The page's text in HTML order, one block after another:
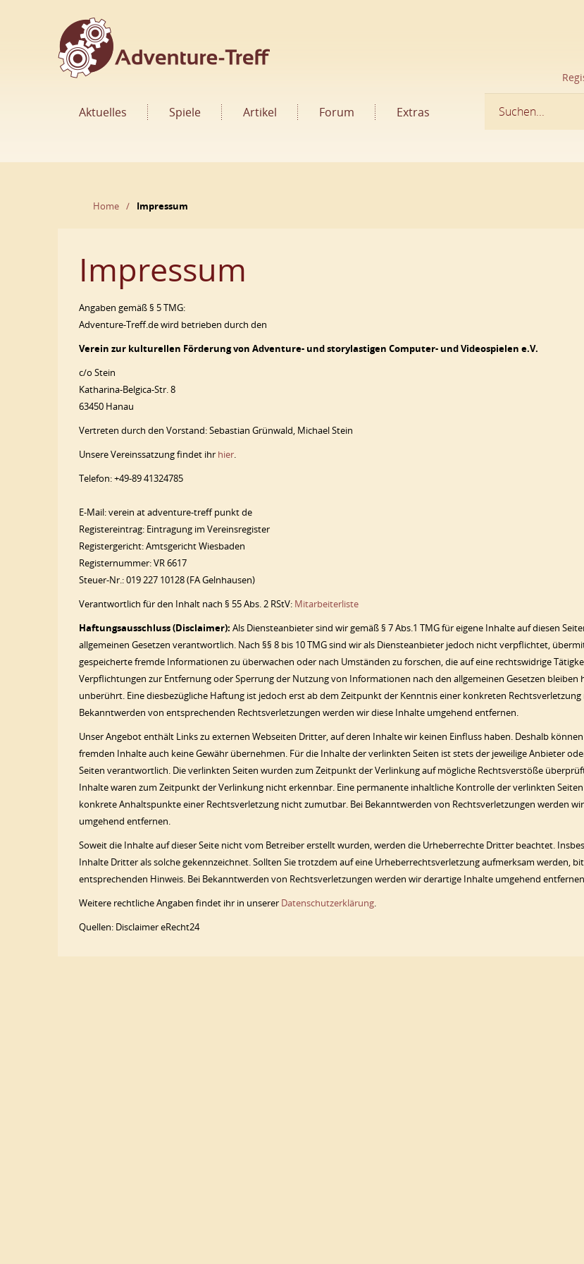
Aktuelles Spiele Artikel Forum Extras
Home Impressum
Impressum
Angaben gemäß § 5 TMG:
Adventure-Treff.de wird betrieben durch den
Verein zur kulturellen Förderung von Adventure- und storylastigen Computer- und Videospielen e.V.
c/o Stein
Katharina-Belgica-Str. 8
63450 Hanau
Vertreten durch den Vorstand: Sebastian Grünwald, Michael Stein
Unsere Vereinssatzung findet ihr hier.
Telefon: +49-89 41324785
E-Mail: verein at adventure-treff punkt de
Registereintrag: Eintragung im Vereinsregister
Registergericht: Amtsgericht Wiesbaden
Registernummer: VR 6617
Steuer-Nr.: 019 227 10128 (FA Gelnhausen)
Verantwortlich für den Inhalt nach § 55 Abs. 2 RStV: Mitarbeiterliste
Haftungsausschluss (Disclaimer): Als Diensteanbieter sind wir gemäß § 7 Abs.1 TMG für eigene Inhalte auf diesen
allgemeinen Gesetzen verantwortlich. Nach §§ 8 bis 10 TMG sind wir als Diensteanbieter jedoch nicht verpflichtet,
gespeicherte fremde Informationen zu überwachen oder nach Umständen zu forschen, die auf eine rechtswidrige
Verpflichtungen zur Entfernung oder Sperrung der Nutzung von Informationen nach den allgemeinen Gesetzen bleiben
unberührt. Eine diesbezügliche Haftung ist jedoch erst ab dem Zeitpunkt der Kenntnis einer konkreten Rechtsverletzung
Bekanntwerden von entsprechenden Rechtsverletzungen werden wir diese Inhalte umgehend entfernen.
Unser Angebot enthält Links zu externen Webseiten Dritter, auf deren Inhalte wir keinen Einfluss haben. Deshalb
fremden Inhalte auch keine Gewähr übernehmen. Für die Inhalte der verlinkten Seiten ist stets der jeweilige Anbieter
Seiten verantwortlich. Die verlinkten Seiten wurden zum Zeitpunkt der Verlinkung auf mögliche Rechtsverstöße
Inhalte waren zum Zeitpunkt der Verlinkung nicht erkennbar. Eine permanente inhaltliche Kontrolle der verlinkten
konkrete Anhaltspunkte einer Rechtsverletzung nicht zumutbar. Bei Bekanntwerden von Rechtsverletzungen werden
umgehend entfernen.
Soweit die Inhalte auf dieser Seite nicht vom Betreiber erstellt wurden, werden die Urheberrechte Dritter beachtet.
Inhalte Dritter als solche gekennzeichnet. Sollten Sie trotzdem auf eine Urheberrechtsverletzung aufmerksam werden,
entsprechenden Hinweis. Bei Bekanntwerden von Rechtsverletzungen werden wir derartige Inhalte umgehend
Weitere rechtliche Angaben findet ihr in unserer Datenschutzerklärung.
Quellen: Disclaimer eRecht24